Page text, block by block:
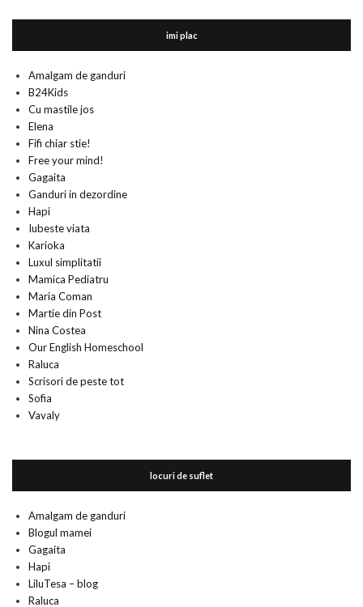
imi plac
Amalgam de ganduri
B24Kids
Cu mastile jos
Elena
Fifi chiar stie!
Free your mind!
Gagaita
Ganduri in dezordine
Hapi
Iubeste viata
Karioka
Luxul simplitatii
Mamica Pediatru
Maria Coman
Martie din Post
Nina Costea
Our English Homeschool
Raluca
Scrisori de peste tot
Sofia
Vavaly
locuri de suflet
Amalgam de ganduri
Blogul mamei
Gagaita
Hapi
LiluTesa – blog
Raluca